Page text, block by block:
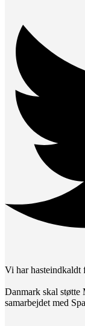
Vi har hasteindkaldt
Danmark skal støtte
samarbejdet med